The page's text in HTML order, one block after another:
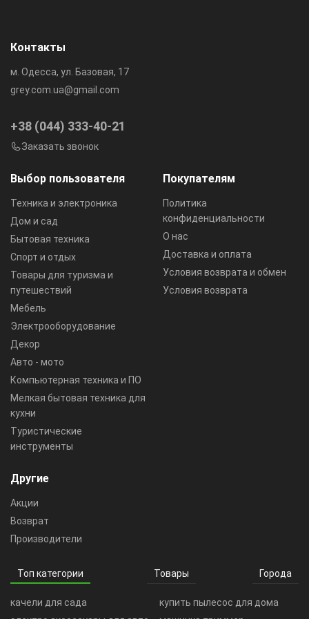
Выбор пользователя
Техника и электроника
Дом и сад
Бытовая техника
Спорт и отдых
Товары для туризма и
путешествий
Мебель
Электрооборудование
Декор
Авто - мото
Компьютерная техника и ПО
Мелкая бытовая техника для
кухни
Туристические
инструменты
Покупателям
Политика
конфиденциальности
О нас
Доставка и оплата
Условия возврата и обмен
Условия возврата
Другие
Акции
Возврат
Производители
Контакты
м. Одесса, ул. Базовая, 17
grey.com.ua@gmail.com
+38 (044) 333-40-21
Заказать звонок
Топ категории Товары Города
качели для сада
купить пылесос для дома